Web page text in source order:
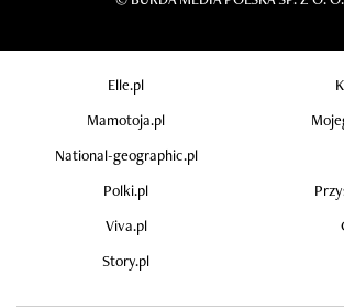
Elle.pl
Mamotoja.pl
National-geographic.pl
Polki.pl
Viva.pl
Story.pl